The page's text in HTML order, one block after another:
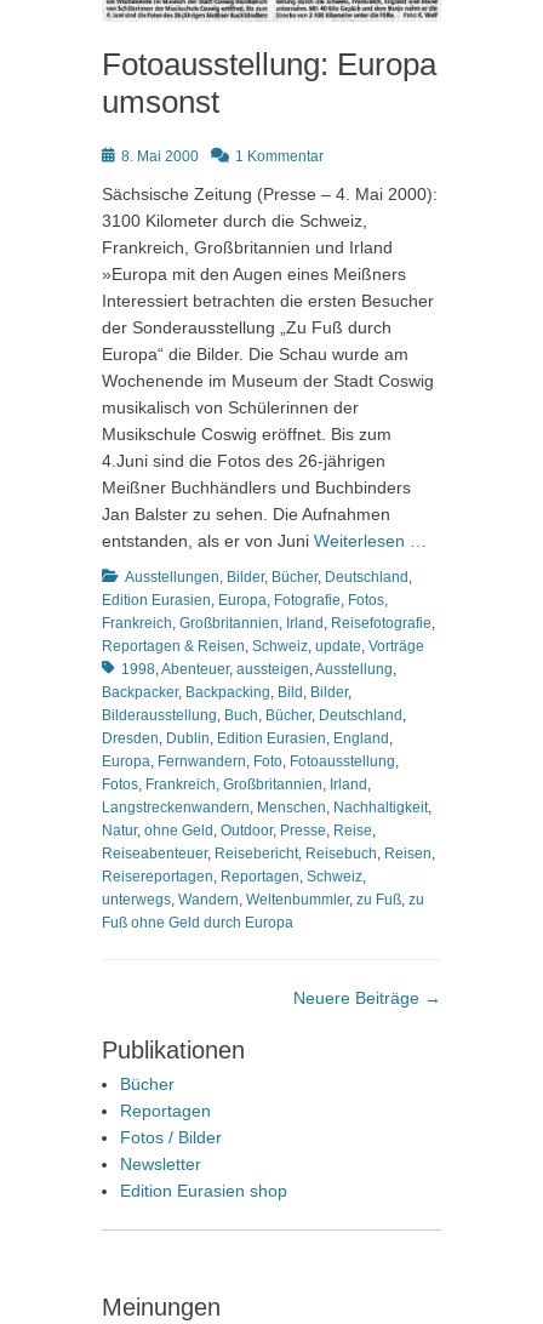
Fotoausstellung: Europa
umsonst
Posted
8. Mai 2000 1 Kommentar
Sächsische Zeitung (Presse – 4. Mai 2000):
3100 Kilometer durch die Schweiz,
Frankreich, Großbritannien und Irland
»Europa mit den Augen eines Meißners
Interessiert betrachten die ersten Besucher
der Sonderausstellung „Zu Fuß durch
Europa“ die Bilder. Die Schau wurde am
Wochenende im Museum der Stadt Coswig
musikalisch von Schülerinnen der
Musikschule Coswig eröffnet. Bis zum
4.Juni sind die Fotos des 26-jährigen
Meißner Buchhändlers und Buchbinders
Jan Balster zu sehen. Die Aufnahmen
entstanden, als er von Juni Weiterlesen …
Kategorien
Ausstellungen, Bilder, Bücher, Deutschland ,
Edition Eurasien, Europa, Fotografie, Fotos,
Frankreich, Großbritannien, Irland , Reisefotografie,
Reportagen & Reisen, Schweiz, update, Vorträge
1998,Abenteuer, aussteigen,Ausstellung,
Backpacker, Backpacking, Bild , Bilder,
Bilderausstellung, Buch, Bücher, Deutschland ,
Dresden, Dublin, Edition Eurasien, England ,
Europa, Fernwandern, Foto, Fotoausstellung,
Fotos, Frankreich, Großbritannien, Irland ,
Langstreckenwandern, Menschen, Nachhaltigkeit,
Natur, ohne Geld , Outdoor, Presse, Reise,
Reiseabenteuer, Reisebericht, Reisebuch, Reisen,
Reisereportagen, Reportagen, Schweiz,
unterwegs, Wandern, Weltenbummler, zu Fuß, zu
Fuß ohne Geld durch Europa
Neuere Beiträge →
Publikationen
Bücher
Reportagen
Fotos / Bilder
Newsletter
Edition Eurasien shop
Meinungen